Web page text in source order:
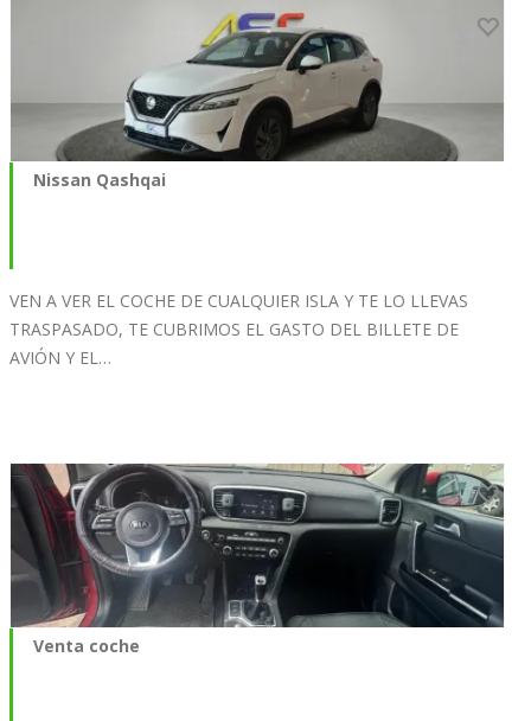
Nissan Qashqai
VEN A VER EL COCHE DE CUALQUIER ISLA Y TE LO LLEVAS
TRASPASADO, TE CUBRIMOS EL GASTO DEL BILLETE DE
AVIÓN Y EL…
Venta coche